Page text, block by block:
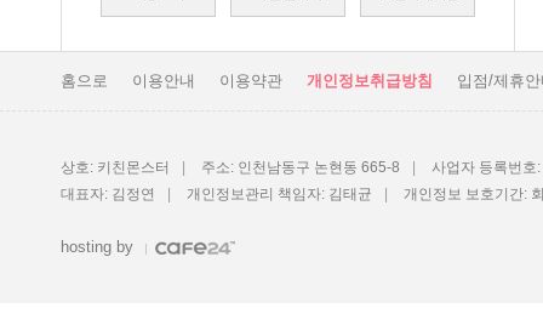
홈으로 이용안내 이용약관 개인정보취급방침 입점/제휴
상호: 키친몬스터 주소: 인천남동구 논현동 665-8
사업자 등록번
대표자: 김정연
개인정보관리 책임자: 김태균 개인정보 보호기간:
hosting by